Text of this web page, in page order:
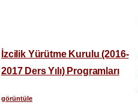
İzcilik Yürütme Kurulu (2016-
2017 Ders Yılı) Programları
görüntüle